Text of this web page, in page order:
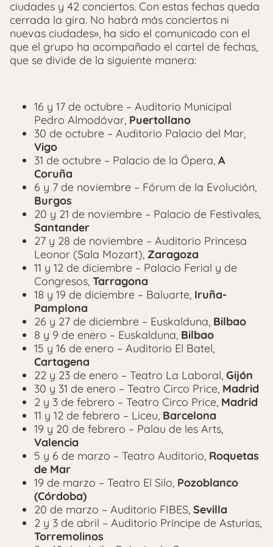
ciudades y 42 conciertos. Con estas fechas queda
cerrada la gira. No habrá más conciertos ni
nuevas ciudades», ha sido el comunicado con el
que el grupo ha acompañado el cartel de fechas,
que se divide de la siguiente manera:
16 y 17 de octubre – Auditorio Municipal
Pedro Almodóvar, Puertollano
30 de octubre – Auditorio Palacio del Mar,
Vigo
31 de octubre – Palacio de la Ópera, A
Coruña
6 y 7 de noviembre – Fórum de la Evolución,
Burgos
20 y 21 de noviembre – Palacio de Festivales,
Santander
27 y 28 de noviembre – Auditorio Princesa
Leonor (Sala Mozart), Zaragoza
11 y 12 de diciembre – Palacio Ferial y de
Congresos, Tarragona
18 y 19 de diciembre – Baluarte, Iruña-
Pamplona
26 y 27 de diciembre – Euskalduna, Bilbao
8 y 9 de enero – Euskalduna, Bilbao
15 y 16 de enero – Auditorio El Batel,
Cartagena
22 y 23 de enero – Teatro La Laboral, Gijón
30 y 31 de enero – Teatro Circo Price, Madrid
2 y 3 de febrero – Teatro Circo Price, Madrid
11 y 12 de febrero – Liceu, Barcelona
19 y 20 de febrero – Palau de les Arts,
Valencia
5 y 6 de marzo – Teatro Auditorio, Roquetas
de Mar
19 de marzo – Teatro El Silo, Pozoblanco
(Córdoba)
20 de marzo – Auditorio FIBES, Sevilla
2 y 3 de abril – Auditorio Príncipe de Asturias,
Torremolinos